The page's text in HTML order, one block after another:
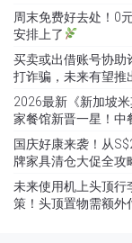
周末免费好去处！0
安排上了
买卖或出借账号协助
打诈骗，未来有望推
2026最新《新加坡
家餐馆新晋一星！中
国庆好康来袭！从
牌家具清仓大促全攻
未来使用机上头顶行
策！头顶置物需额外